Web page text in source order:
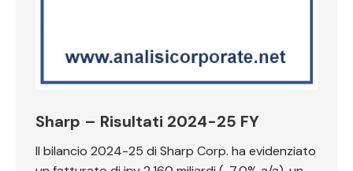
Sharp – Risultati 2024-25 FY
Il bilancio 2024-25 di Sharp Corp. ha evidenziato